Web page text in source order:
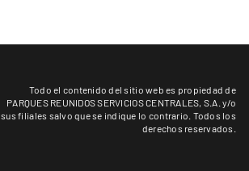
Todo el contenido del sitio web es propiedad de
PARQUES REUNIDOS SERVICIOS CENTRALES, S.A. y/o
sus filiales salvo que se indique lo contrario. Todos los
derechos reservados.